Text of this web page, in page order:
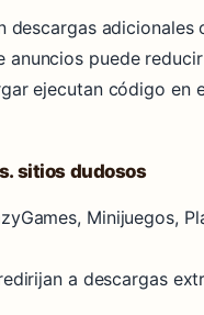
descargas adicionales
anuncios puede
ejecutan código en
sitios dudosos
Minijuegos,
a descargas